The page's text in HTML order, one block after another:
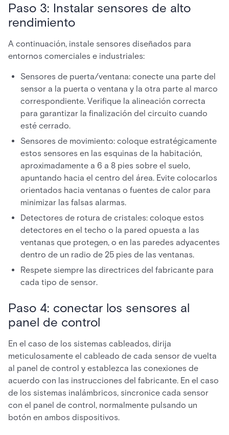
Paso 3: Instalar sensores de alto
rendimiento
A continuación, instale sensores diseñados para
entornos comerciales e industriales:
Sensores de puerta/ventana: conecte una parte del
sensor a la puerta o ventana y la otra parte al marco
correspondiente. Verifique la alineación correcta
para garantizar la finalización del circuito cuando
esté cerrado.
Sensores de movimiento: coloque estratégicamente
estos sensores en las esquinas de la habitación,
aproximadamente a 6 a 8 pies sobre el suelo,
apuntando hacia el centro del área. Evite colocarlos
orientados hacia ventanas o fuentes de calor para
minimizar las falsas alarmas.
Detectores de rotura de cristales: coloque estos
detectores en el techo o la pared opuesta a las
ventanas que protegen, o en las paredes adyacentes
dentro de un radio de 25 pies de las ventanas.
Respete siempre las directrices del fabricante para
cada tipo de sensor.
Paso 4: conectar los sensores al
panel de control
En el caso de los sistemas cableados, dirija
meticulosamente el cableado de cada sensor de vuelta
al panel de control y establezca las conexiones de
acuerdo con las instrucciones del fabricante. En el caso
de los sistemas inalámbricos, sincronice cada sensor
con el panel de control, normalmente pulsando un
botón en ambos dispositivos.